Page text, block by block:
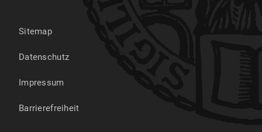
Sitemap
Datenschutz
Impressum
Barrierefreiheit